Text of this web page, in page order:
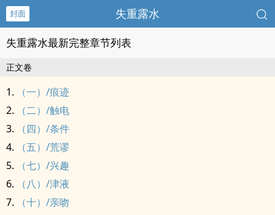
封面 失重露水
失重露水最新完整章节列表
正文卷
（一）/痕迹
（二）/触电
（四）/条件
（五）/荒谬
（七）/兴趣
（八）/津液
（十）/亲吻